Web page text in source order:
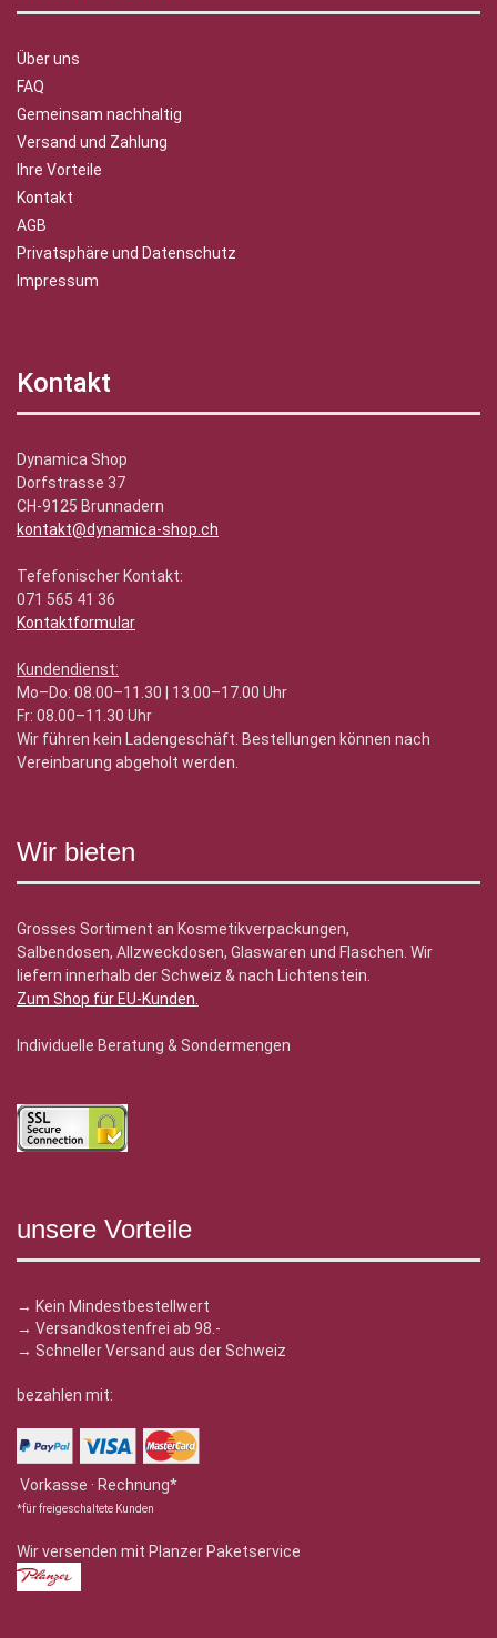
Über uns
FAQ
Gemeinsam nachhaltig
Versand und Zahlung
Ihre Vorteile
Kontakt
AGB
Privatsphäre und Datenschutz
Impressum
Kontakt
Dynamica Shop
Dorfstrasse 37
CH-9125 Brunnadern
kontakt@dynamica-shop.ch
Tefefonischer Kontakt:
071 565 41 36
Kontaktformular
Kundendienst:
Mo–Do: 08.00–11.30 | 13.00–17.00 Uhr
Fr: 08.00–11.30 Uhr
Wir führen kein Ladengeschäft. Bestellungen können nach
Vereinbarung abgeholt werden.
Wir bieten
Grosses Sortiment an Kosmetikverpackungen,
Salbendosen, Allzweckdosen, Glaswaren und Flaschen. Wir
liefern innerhalb der Schweiz & nach Lichtenstein.
Zum Shop für EU-Kunden.
Individuelle Beratung & Sondermengen
unsere Vorteile
→ Kein Mindestbestellwert
→ Versandkostenfrei ab 98.-
→ Schneller Versand aus der Schweiz
bezahlen mit:
Vorkasse · Rechnung*
*für freigeschaltete Kunden
Wir versenden mit Planzer Paketservice